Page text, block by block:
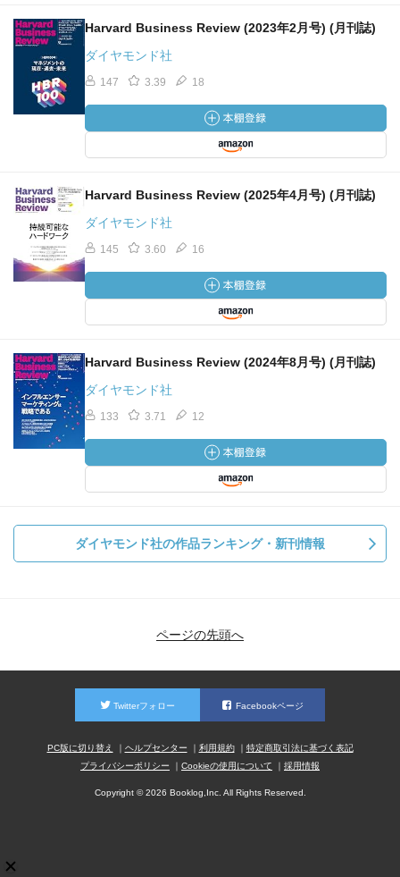
Harvard Business Review (2023年2月号) (月刊誌)
ダイヤモンド社
147 3.39 18
Harvard Business Review (2025年4月号) (月刊誌)
ダイヤモンド社
145 3.60 16
Harvard Business Review (2024年8月号) (月刊誌)
ダイヤモンド社
133 3.71 12
ダイヤモンド社の作品ランキング・新刊情報
ページの先頭へ
Twitterフォロー Facebookページ
PC版に切り替え ヘルプセンター 利用規約
特定商取引法に基づく表記
プライバシーポリシー
Cookieの使用について 採用情報
Copyright © 2026 Booklog,Inc. All Rights Reserved.